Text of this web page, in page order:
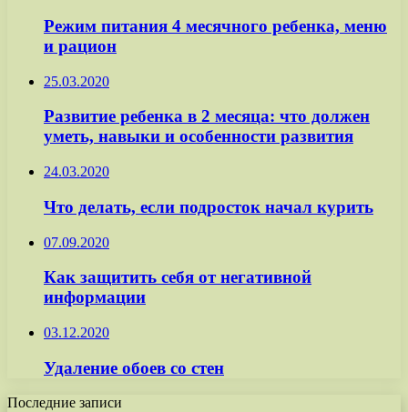
Режим питания 4 месячного ребенка, меню
и рацион
25.03.2020
Развитие ребенка в 2 месяца: что должен
уметь, навыки и особенности развития
24.03.2020
Что делать, если подросток начал курить
07.09.2020
Как защитить себя от негативной
информации
03.12.2020
Удаление обоев со стен
Последние записи